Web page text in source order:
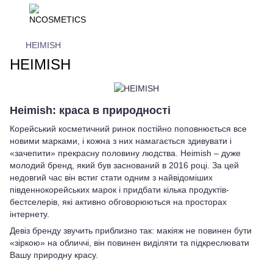
HEIMISH
HEIMISH
Heimish: краса в природності
Корейський косметичний ринок постійно поповнюється все
новими марками, і кожна з них намагається здивувати і
«зачепити» прекрасну половину людства. Heimish – дуже
молодий бренд, який був заснований в 2016 році. За цей
недовгий час він встиг стати одним з найвідоміших
південнокорейських марок і придбати кілька продуктів-
бестселерів, які активно обговорюються на просторах
інтернету.
Девіз бренду звучить приблизно так: макіяж не повинен бути
«зіркою» на обличчі, він повинен виділяти та підкреслювати
Вашу природну красу.